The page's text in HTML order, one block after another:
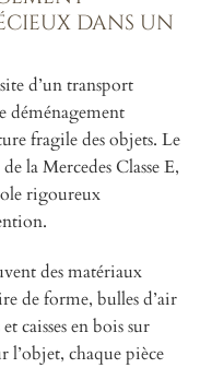
dans un
d’un transport
déménagement
fragile des objets. Le
la Mercedes Classe E,
rigoureux
des matériaux
de forme, bulles d’air
caisses en bois sur
l’objet, chaque pièce